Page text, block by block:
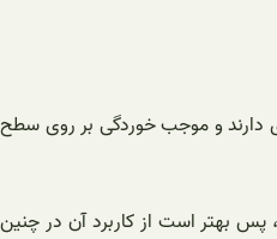
دارند و موجب خوردگی بر روی سطح
بهتر است از کاربرد آن در چنین